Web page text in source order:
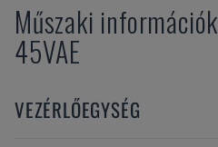
Műszaki információk
45VAE
VEZÉRLŐEGYSÉG